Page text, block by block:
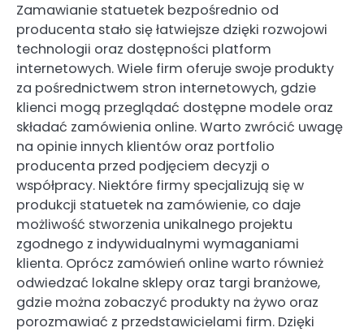
Zamawianie statuetek bezpośrednio od
producenta stało się łatwiejsze dzięki rozwojowi
technologii oraz dostępności platform
internetowych. Wiele firm oferuje swoje produkty
za pośrednictwem stron internetowych, gdzie
klienci mogą przeglądać dostępne modele oraz
składać zamówienia online. Warto zwrócić uwagę
na opinie innych klientów oraz portfolio
producenta przed podjęciem decyzji o
współpracy. Niektóre firmy specjalizują się w
produkcji statuetek na zamówienie, co daje
możliwość stworzenia unikalnego projektu
zgodnego z indywidualnymi wymaganiami
klienta. Oprócz zamówień online warto również
odwiedzać lokalne sklepy oraz targi branżowe,
gdzie można zobaczyć produkty na żywo oraz
porozmawiać z przedstawicielami firm. Dzięki